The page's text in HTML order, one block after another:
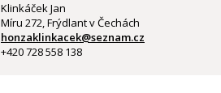
Klinkáček Jan
Míru 272, Frýdlant v Čechách
honzaklinkacek@seznam.cz
+420 728 558 138